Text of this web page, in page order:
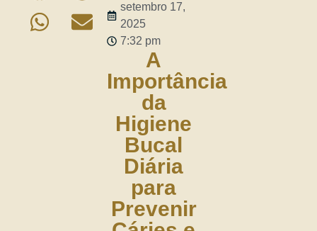
setembro 17,
2025
7:32 pm
A
Importância
da
Higiene
Bucal
Diária
para
Prevenir